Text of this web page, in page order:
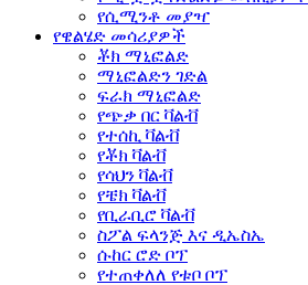
የሲሚንቶ መያዣ
የዌልሄድ መሳሪያዎች
ቾክ ማኒፎልድ
ማኒፎልድን ገድል
ፍራክ ማኒፎልድ
የጭቃ በር ቫልቭ
የተሰኪ ቫልቭ
የቾክ ቫልቭ
የሳህን ቫልቭ
የቼክ ቫልቭ
የቢራቢሮ ቫልቭ
ስፖል ፍላንጅ እና ዲኤስኤ
ሱከር ሮድ ቦፕ
የተጠቀለለ የቱቦ ቦፕ